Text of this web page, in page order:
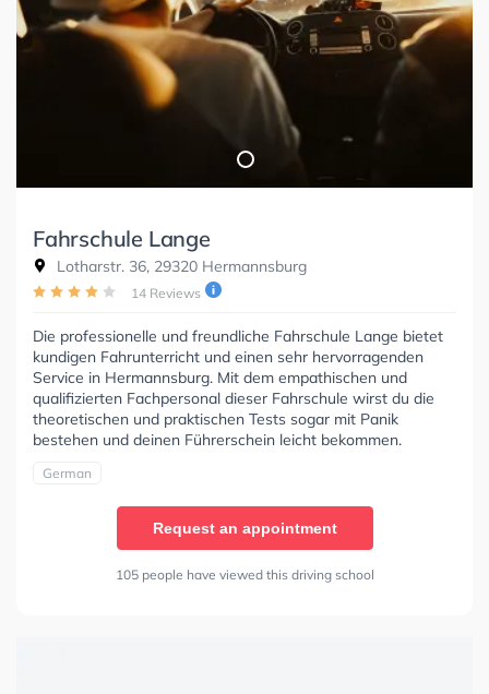
Fahrschule Lange
Lotharstr. 36, 29320 Hermannsburg
14 Reviews
Die professionelle und freundliche Fahrschule Lange bietet
kundigen Fahrunterricht und einen sehr hervorragenden
Service in Hermannsburg. Mit dem empathischen und
qualifizierten Fachpersonal dieser Fahrschule wirst du die
theoretischen und praktischen Tests sogar mit Panik
bestehen und deinen Führerschein leicht bekommen.
German
Request an appointment
105 people have viewed this driving school